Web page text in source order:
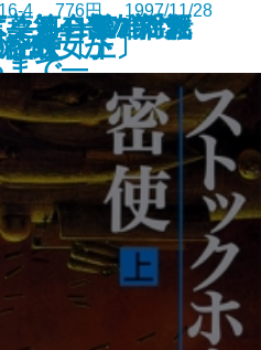
―第二部 揺れ
醜女か
―第一部 「救
まで―
―河合隼雄対話
録
4 776円 1997/11/28
使〔上〕
使〔下〕
葉―413のアフ
クル―第1部 泥
クル―第2部